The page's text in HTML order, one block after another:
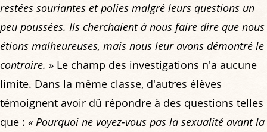
restées souriantes et polies malgré leurs questions un
peu poussées. Ils cherchaient à nous faire dire que nous
étions malheureuses, mais nous leur avons démontré le
contraire. » Le champ des investigations n'a aucune
limite. Dans la même classe, d'autres élèves
témoignent avoir dû répondre à des questions telles
que : « Pourquoi ne voyez-vous pas la sexualité avant la